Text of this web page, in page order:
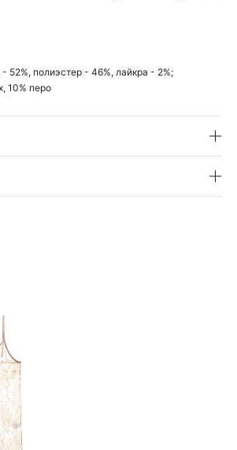
52%, полиэстер - 46%, лайкра - 2%;
10% перо